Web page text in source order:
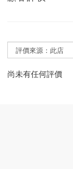
尚未有任何評價